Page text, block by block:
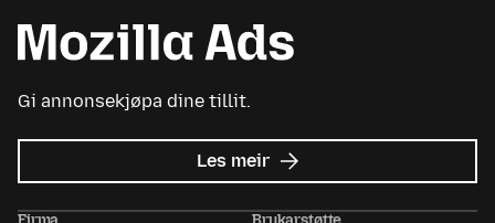
Gi annonsekjøpa dine tillit.
Les meir om
Mozilla